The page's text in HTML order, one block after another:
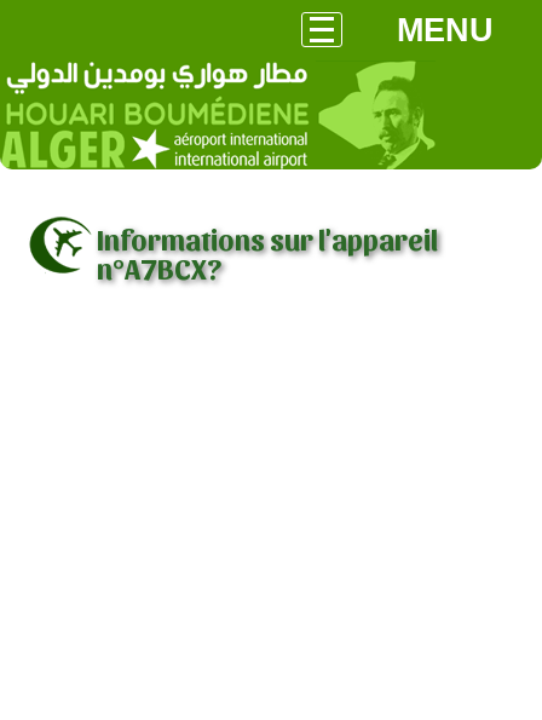
MENU
Informations sur l'appareil
n°A7BCX?